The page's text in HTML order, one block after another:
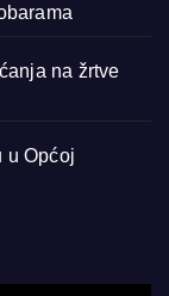
na žrtve
u Općoj